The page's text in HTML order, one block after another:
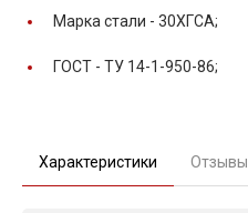
Марка стали - 30ХГСА;
ГОСТ - ТУ 14-1-950-86;
Характеристики Отзывы